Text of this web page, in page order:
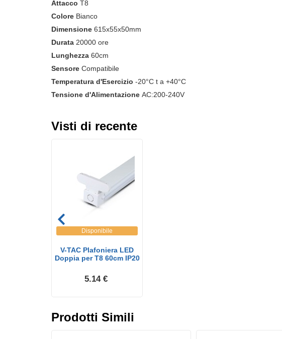
Attacco T8
Colore Bianco
Dimensione 615x55x50mm
Durata 20000 ore
Lunghezza 60cm
Sensore Compatibile
Temperatura d'Esercizio -20°C t a +40°C
Tensione d'Alimentazione AC:200-240V
Visti di recente
Disponibile
V-TAC Plafoniera LED
Doppia per T8 60cm IP20
5.14 €
Prodotti Simili